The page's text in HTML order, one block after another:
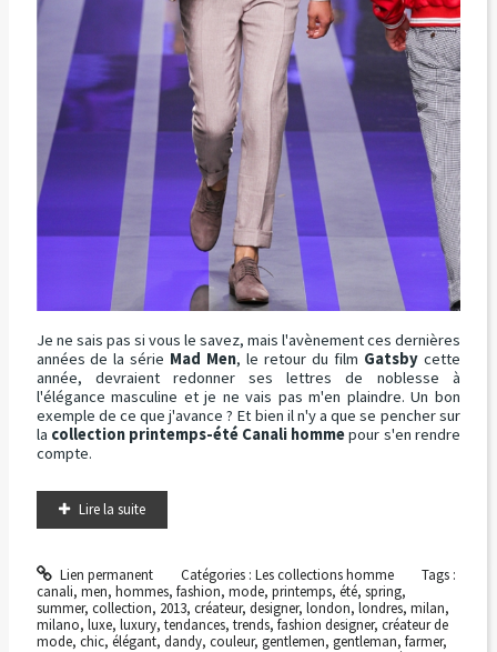
Je ne sais pas si vous le savez, mais l'avènement ces dernières
années de la série Mad Men, le retour du film Gatsbycette
année, devraient redonner ses lettres de noblesse à
l'élégance masculine et je ne vais pas m'en plaindre. Un bon
exemple de ce que j'avance ? Et bien il n'y a que se pencher sur
la collection printemps-été Canali hommepour s'en rendre
compte.
Lire la suite
Lien permanent Catégories : Les collections homme
Tags :
canali, men, hommes, fashion, mode, printemps, été, spring,
summer, collection, 2013, créateur, designer, london, londres, milan,
milano, luxe, luxury, tendances, trends, fashion designer, créateur de
mode, chic, élégant, dandy, couleur, gentlemen, gentleman, farmer,